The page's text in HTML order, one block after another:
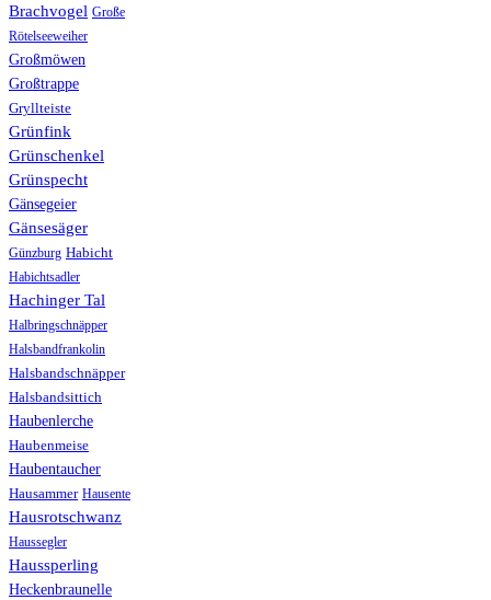
Brachvogel Große
Rötelseeweiher
Großmöwen
Großtrappe
Gryllteiste
Grünfink
Grünschenkel
Grünspecht
Gänsegeier
Gänsesäger
Günzburg Habicht
Habichtsadler
Hachinger Tal
Halbringschnäpper
Halsbandfrankolin
Halsbandschnäpper
Halsbandsittich
Haubenlerche
Haubenmeise
Haubentaucher
Hausammer Hausente
Hausrotschwanz
Haussegler
Haussperling
Heckenbraunelle